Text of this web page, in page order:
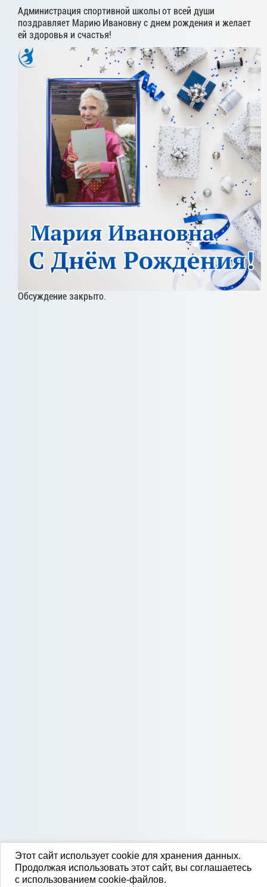
Администрация спортивной школы от всей души
поздравляет Марию Ивановну с днем рождения и желает
ей здоровья и счастья!
Обсуждение закрыто.
Этот сайт использует cookie для хранения данных.
Продолжая использовать этот сайт, вы соглашаетесь
с использованием cookie-файлов.